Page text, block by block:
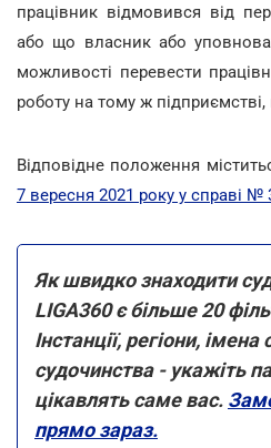
працівник відмовився від
або що власник або
можливості перевести
роботу на тому ж підприємстві,
Відповідне положення
7 вересня 2021 року у справі №
Як швидко знаходити
LIGA360 є більше 20
Інстанції, регіони,
судочинства - укажіть
цікавлять саме вас.
прямо зараз.